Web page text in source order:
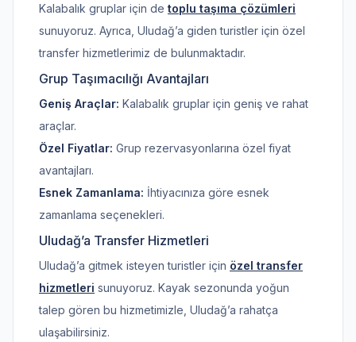
Kalabalık gruplar için de toplu taşıma çözümleri
sunuyoruz. Ayrıca, Uludağ’a giden turistler için özel
transfer hizmetlerimiz de bulunmaktadır.
Grup Taşımacılığı Avantajları
Geniş Araçlar: Kalabalık gruplar için geniş ve rahat
araçlar.
Özel Fiyatlar: Grup rezervasyonlarına özel fiyat
avantajları.
Esnek Zamanlama: İhtiyacınıza göre esnek
zamanlama seçenekleri.
Uludağ’a Transfer Hizmetleri
Uludağ’a gitmek isteyen turistler için özel transfer
hizmetleri sunuyoruz. Kayak sezonunda yoğun
talep gören bu hizmetimizle, Uludağ’a rahatça
ulaşabilirsiniz.